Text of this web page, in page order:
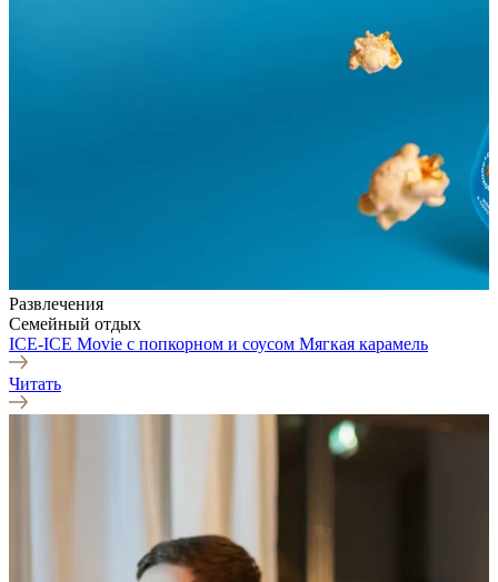
Развлечения
Семейный отдых
ICE-ICE Movie с попкорном и соусом Мягкая карамель
Читать